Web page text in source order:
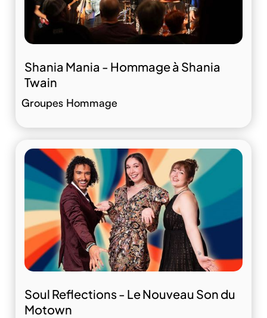
Shania Mania - Hommage à Shania
Twain
Groupes Hommage
Soul Reflections - Le Nouveau Son du
Motown